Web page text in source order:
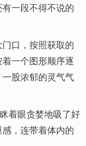
一段不得不说的
口，按照获取的
一个图形顺序逐
股浓郁的灵气气
着眼贪婪地吸了好
，连带着体内的